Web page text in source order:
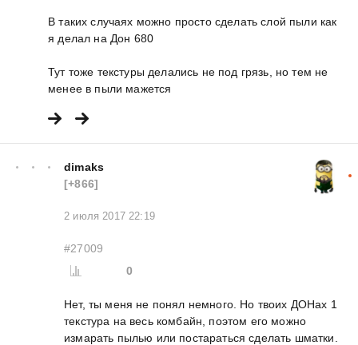
В таких случаях можно просто сделать слой пыли как
я делал на Дон 680
Тут тоже текстуры делались не под грязь, но тем не
менее в пыли мажется
dimaks
[+866]
2 июля 2017 22:19
#27009
0
Нет, ты меня не понял немного. Но твоих ДОНах 1
текстура на весь комбайн, поэтом его можно
измарать пылью или постараться сделать шматки.